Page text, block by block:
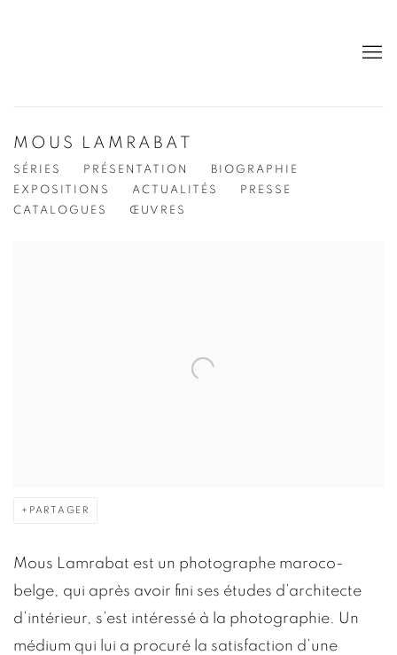
MOUS LAMRABAT
SÉRIES PRÉSENTATION
BIOGRAPHIE
EXPOSITIONS
ACTUALITÉS
PRESSE
CATALOGUES
ŒUVRES
PARTAGER
Mous Lamrabat est un photographe maroco-
belge, qui après avoir fini ses études d’architecte
d’intérieur, s’est intéressé à la photographie. Un
médium qui lui a procuré la satisfaction d’une